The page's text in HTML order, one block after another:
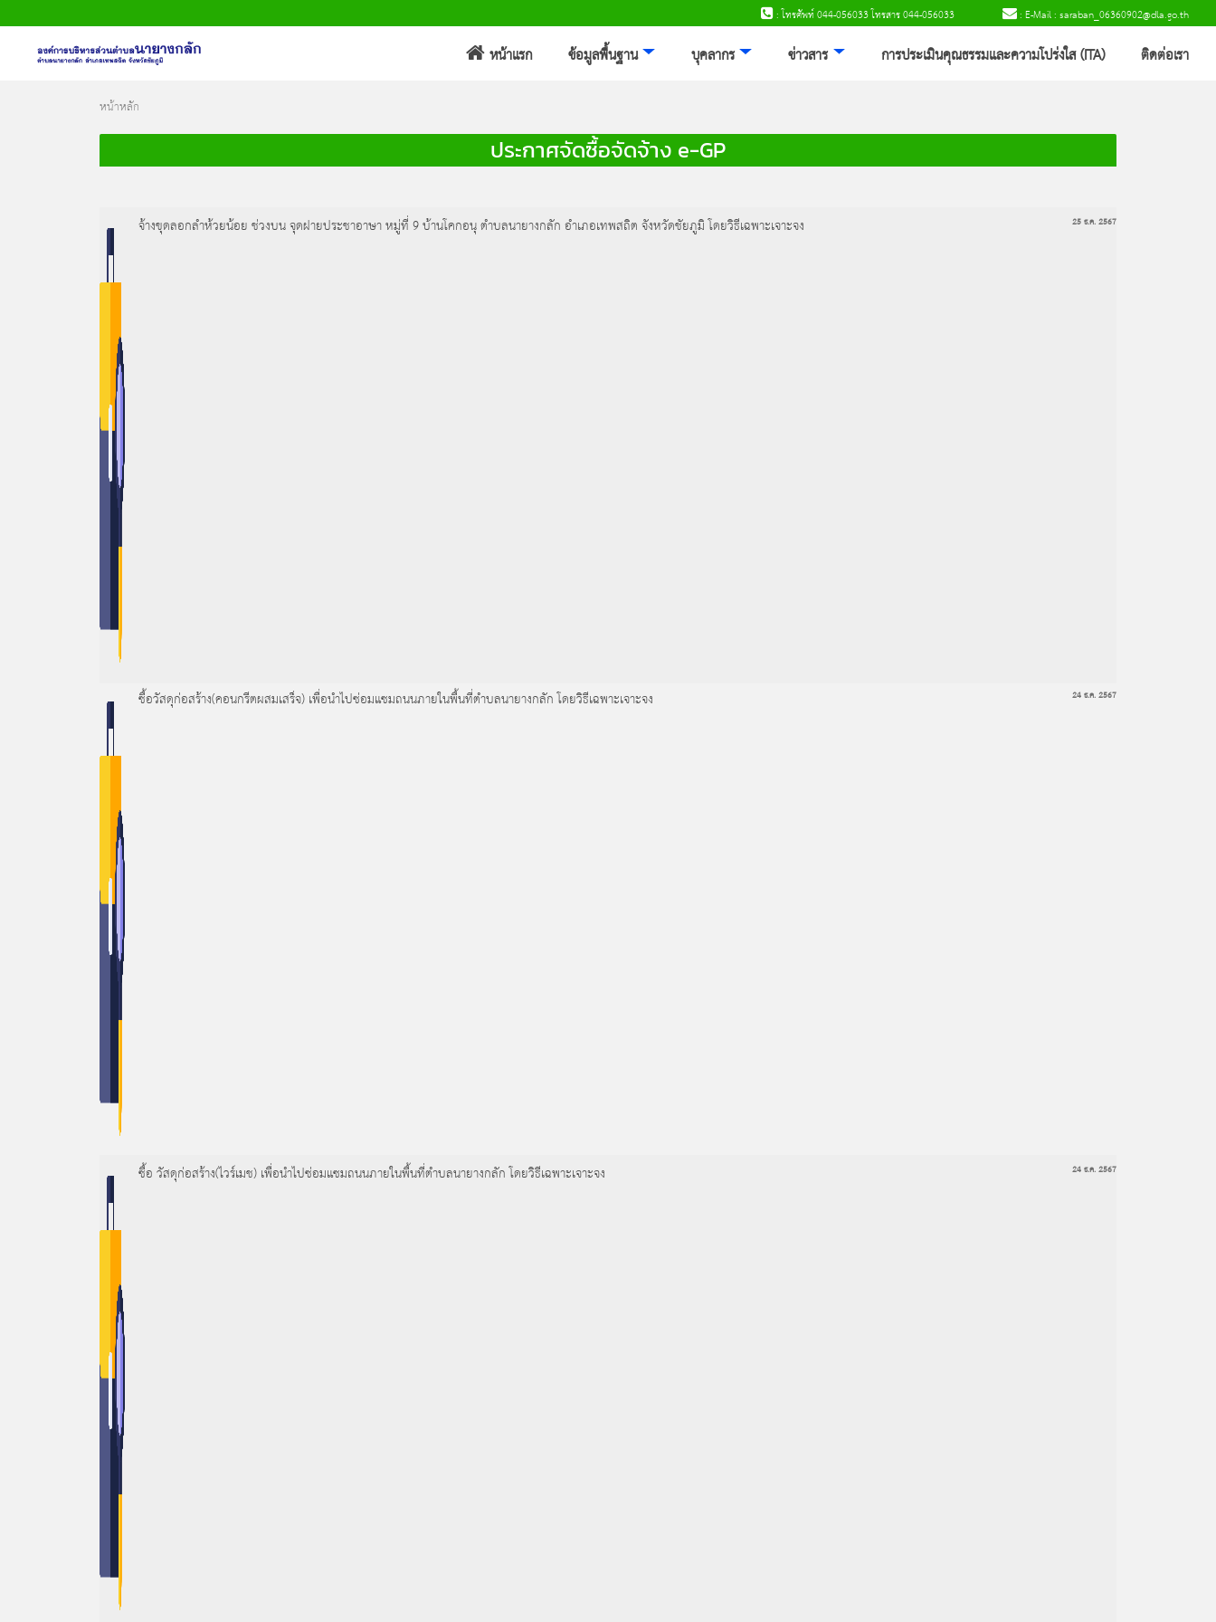
: โทรศัพท์ 044-056033 โทรสาร 044-056033 : E-Mail : saraban_06360902@dla.go.th
หน้าแรก ข้อมูลพื้นฐาน บุคลากร ข่าวสาร การประเมินคุณธรรมและความโปร่งใส (ITA) ติดต่อเรา
การประเมินคุณธรรมและความโปร่งใส
หน้าหลัก
ประกาศจัดซื้อจัดจ้าง e-GP
จ้างขุดลอกลำห้วยน้อย ช่วงบน จุดฝายประชาอาษา หมู่ที่ 9 บ้านโคกอนุ ตำบลนายางกลัก อำเภอเทพสถิต จังหวัดชัยภูมิ โดยวิธีเฉพาะเจาะจง 25 ธ.ค. 2567
ซื้อวัสดุก่อสร้าง(คอนกรีตผสมเสร็จ) เพื่อนำไปซ่อมแซมถนนภายในพื้นที่ตำบลนายางกลัก โดยวิธีเฉพาะเจาะจง 24 ธ.ค. 2567
ซื้อ วัสดุก่อสร้าง(ไวร์เมช) เพื่อนำไปซ่อมแซมถนนภายในพื้นที่ตำบลนายางกลัก โดยวิธีเฉพาะเจาะจง 24 ธ.ค. 2567